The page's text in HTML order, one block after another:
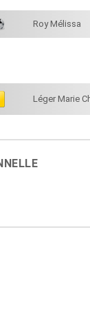
Roy Mélissa
Léger Marie